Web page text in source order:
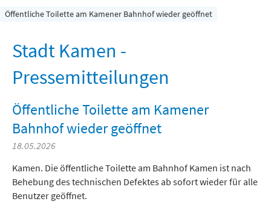
Umwelt, Klima und Mobilität
Freizeit und Tourismus
Öffentliche Toilette am Kamener Bahnhof wieder geöffnet
Stadt Kamen -
Pressemitteilungen
Öffentliche Toilette am Kamener
Bahnhof wieder geöffnet
18.05.2026
Kamen. Die öffentliche Toilette am Bahnhof Kamen ist nach
Behebung des technischen Defektes ab sofort wieder für alle
Benutzer geöffnet.